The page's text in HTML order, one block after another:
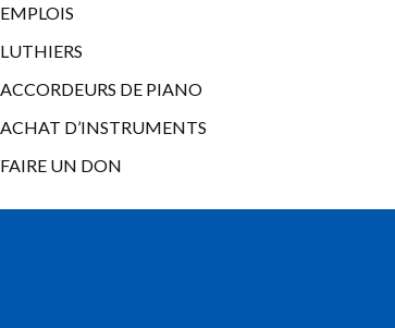
EMPLOIS
LUTHIERS
ACCORDEURS DE PIANO
ACHAT D’INSTRUMENTS
FAIRE UN DON